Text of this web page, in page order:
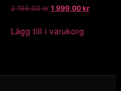
2 199,00kr 1 999,00kr
Lägg till i varukorg